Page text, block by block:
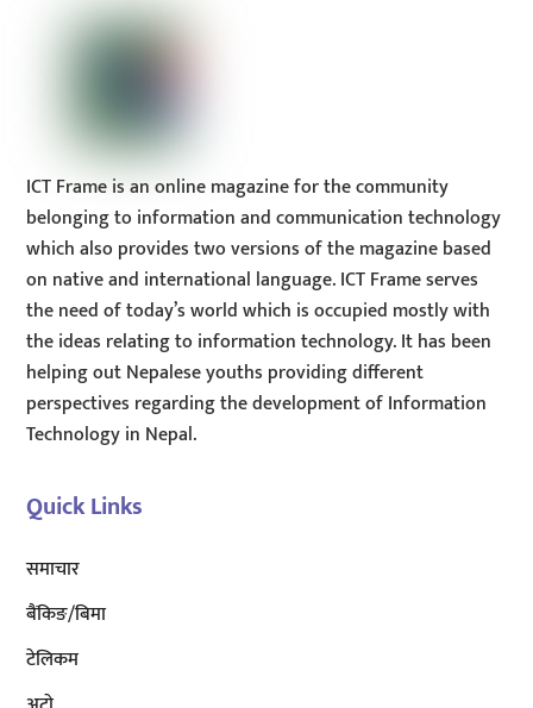
ICT Frame is an online magazine for the community
belonging to information and communication technology
which also provides two versions of the magazine based
on native and international language. ICT Frame serves
the need of today’s world which is occupied mostly with
the ideas relating to information technology. It has been
helping out Nepalese youths providing different
perspectives regarding the development of Information
Technology in Nepal.
Quick Links
समाचार
बैंकिङ/बिमा
टेलिकम